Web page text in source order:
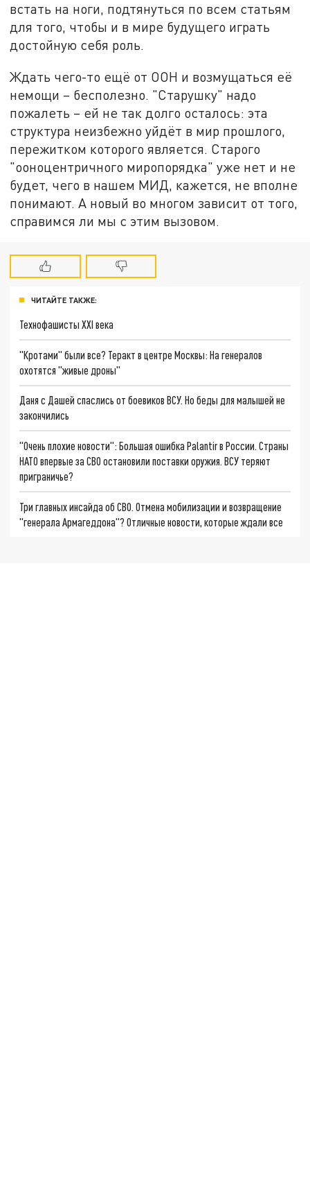
встать на ноги, подтянуться по всем статьям
для того, чтобы и в мире будущего играть
достойную себя роль.
Ждать чего-то ещё от ООН и возмущаться её
немощи – бесполезно. "Старушку" надо
пожалеть – ей не так долго осталось: эта
структура неизбежно уйдёт в мир прошлого,
пережитком которого является. Старого
"ооноцентричного миропорядка" уже нет и не
будет, чего в нашем МИД, кажется, не вполне
понимают. А новый во многом зависит от того,
справимся ли мы с этим вызовом.
ЧИТАЙТЕ ТАКЖЕ:
Технофашисты XXI века
"Кротами" были все? Теракт в центре Москвы: На генералов
охотятся "живые дроны"
Даня с Дашей спаслись от боевиков ВСУ. Но беды для малышей не
закончились
"Очень плохие новости": Большая ошибка Palantir в России. Страны
НАТО впервые за СВО остановили поставки оружия. ВСУ теряют
приграничье?
Три главных инсайда об СВО. Отмена мобилизации и возвращение
"генерала Армагеддона"? Отличные новости, которые ждали все